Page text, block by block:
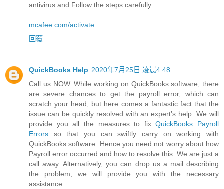
antivirus and Follow the steps carefully.
mcafee.com/activate
回覆
QuickBooks Help 2020年7月25日 凌晨4:48
Call us NOW. While working on QuickBooks software, there
are severe chances to get the payroll error, which can
scratch your head, but here comes a fantastic fact that the
issue can be quickly resolved with an expert’s help. We will
provide you all the measures to fixQuickBooks Payroll
Errors so that you can swiftly carry on working with
QuickBooks software. Hence you need not worry about how
Payroll error occurred and how to resolve this. We are just a
call away. Alternatively, you can drop us a mail describing
the problem; we will provide you with the necessary
assistance.